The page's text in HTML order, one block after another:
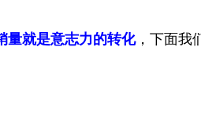
量就是意志力的转化，下面我